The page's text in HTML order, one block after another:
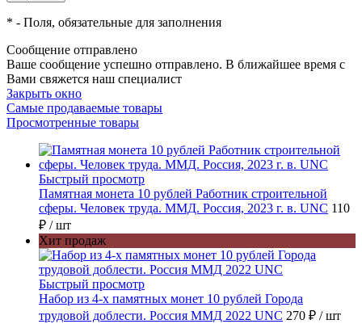
* - Поля, обязательные для заполнения
Сообщение отправлено
Ваше сообщение успешно отправлено. В ближайшее время с
Вами свяжется наш специалист
Закрыть окно
Самые продаваемые товары
Просмотренные товары
Быстрый просмотр
Памятная монета 10 рублей Работник строительной
сферы. Человек труда. ММД. Россия, 2023 г. в. UNC 110
₽ / шт
Хит продаж
Быстрый просмотр
Набор из 4-х памятных монет 10 рублей Города
трудовой доблести. Россия ММД 2022 UNC 270 ₽ / шт